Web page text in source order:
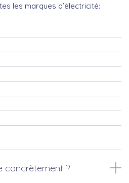
les marques d’électricité:
concrètement ?